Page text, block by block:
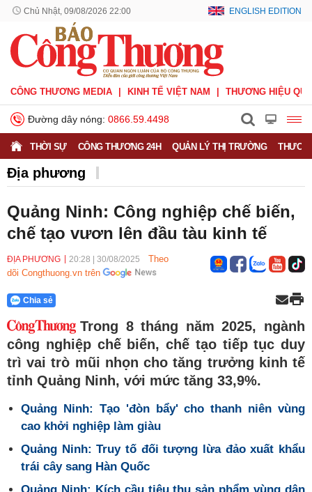
Chủ Nhật, 09/08/2026 22:00 ENGLISH EDITION
CÔNG THƯƠNG MEDIA KINH TẾ VIỆT NAM THƯƠNG HIỆU
Đường dây nóng: 0866.59.4498
THỜI SỰ CÔNG THƯƠNG 24H QUẢN LÝ THỊ TRƯỜNG
Địa phương
Quảng Ninh: Công nghiệp chế biến,
chế tạo vươn lên đầu tàu kinh tế
ĐỊA PHƯƠNG 20:28 30/08/2025
Theo
dõi Congthuong.vn trên
Chia sẻ
Trong 8 tháng năm 2025, ngành
công nghiệp chế biến, chế tạo tiếp tục duy
trì vai trò mũi nhọn cho tăng trưởng kinh tế
tỉnh Quảng Ninh, với mức tăng 33,9%.
Quảng Ninh: Tạo 'đòn bẩy' cho thanh niên vùng
cao khởi nghiệp làm giàu
Quảng Ninh: Truy tố đối tượng lừa đảo xuất khẩu
trái cây sang Hàn Quốc